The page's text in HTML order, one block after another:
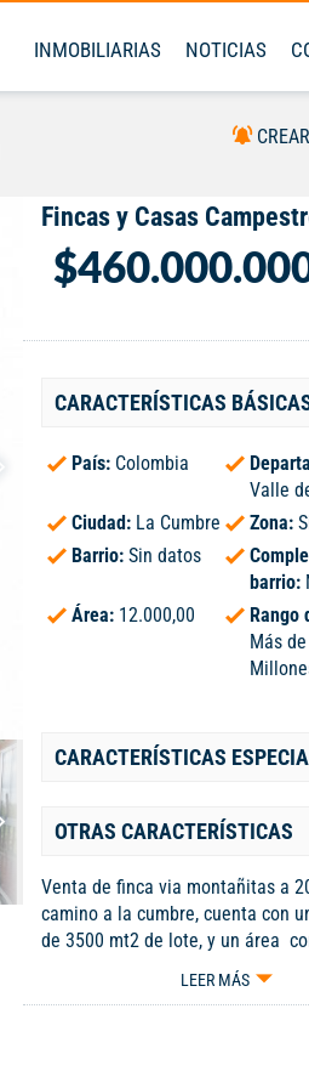
INMOBILIARIAS NOTICIAS
Fincas y Casas
CARACTERÍSTICAS
País: Colombia
Valle
Ciudad: La Cumbre Zona:
Barrio: Sin datos
barrio:
Área: 12.000,00
Rango
Más
CARACTERÍSTICAS
OTRAS CARACTERÍSTICAS
Venta de finca via montañitas a
camino a la cumbre, cuenta con
de 3500 mt2 de lote, y un área
mt2, tiene tres (3) pisos, con
comedor, cocina integral, zona de
LEER MÁS